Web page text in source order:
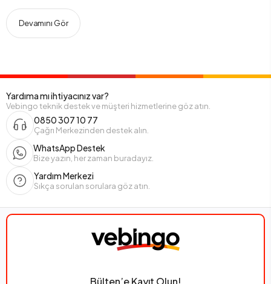
Devamını Gör
Yardıma mı ihtiyacınız var?
Vebingo teknik destek ve müşteri hizmetlerine göz atın.
0850 307 10 77
Çağrı Merkezinden destek alın.
WhatsApp Destek
Bize yazın, her zaman buradayız.
Yardım Merkezi
Sıkça sorulan sorulara göz atın.
Bülten’e Kayıt Olun!